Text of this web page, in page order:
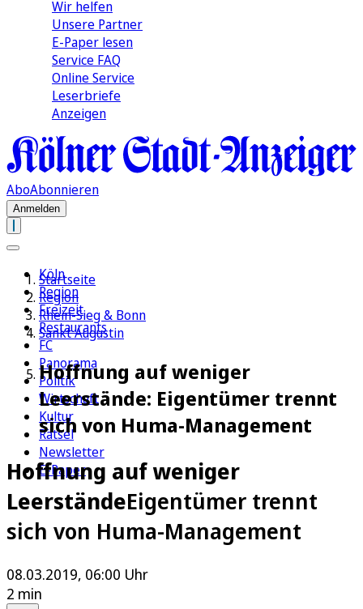
Wir helfen
Unsere Partner
E-Paper lesen
Service FAQ
Online Service
Leserbriefe
Anzeigen
AboAbonnieren
Anmelden
Köln
Region
Freizeit
Restaurants
FC
Panorama
Politik
Wirtschaft
Kultur
Rätsel
Newsletter
E-Paper
Startseite
Region
Rhein-Sieg & Bonn
Sankt Augustin
Hoffnung auf weniger
Leerstände: Eigentümer trennt
sich von Huma-Management
Hoffnung auf weniger
LeerständeEigentümer trennt
sich von Huma-Management
08.03.2019, 06:00 Uhr
2 min